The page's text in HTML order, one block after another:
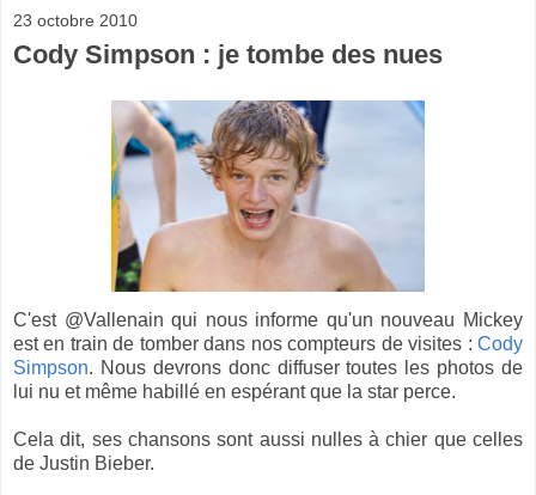
23 octobre 2010
Cody Simpson : je tombe des nues
C'est @Vallenain qui nous informe qu'un nouveau Mickey
est en train de tomber dans nos compteurs de visites : Cody
Simpson. Nous devrons donc diffuser toutes les photos de
lui nu et même habillé en espérant que la star perce.
Cela dit, ses chansons sont aussi nulles à chier que celles
de Justin Bieber.